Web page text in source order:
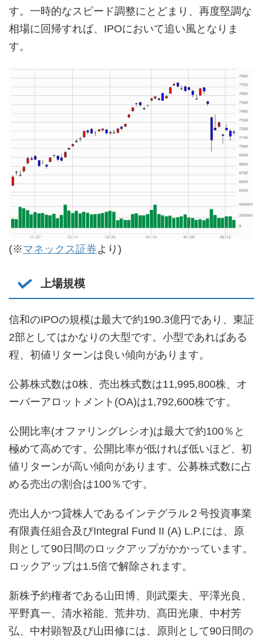
す。一時的なスピード調整にとどまり、再度堅調な
相場に回帰すれば、IPOにおいて追い風となりま
す。
(※マネックス証券より)
上場規模
信和のIPOの規模は最大で約190.3億円であり、東証
2部としてはかなりの大型です。小型であればある
程、初値リターンは良い傾向があります。
公募株式数は0株、売出株式数は11,995,800株、オ
ーバーアロットメント(OA)は1,792,600株です。
公開比率(オファリングレシオ)は最大で約100％と
極めて高めです。公開比率が低ければ低いほど、初
値リターンが高い傾向があります。公募株式数に占
める売出の割合は100％です。
売出人かつ貸株人であるインテグラル２号投資事業
有限責任組合及びIntegral Fund II (A) L.P.には、原
則として90日間のロックアップがかかっています。
ロックアップは1.5倍で解除されます。
新株予約権者である山田博、則武栗夫、平澤光良、
平野真一、清水裕能、荒井功、髙田光康、中村芳
弘、中村顕智及び山田修には、原則として90日間の